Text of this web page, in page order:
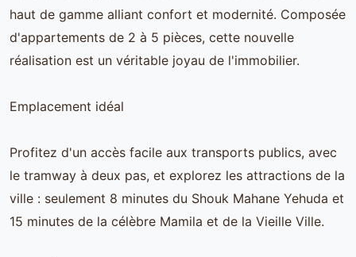
haut de gamme alliant confort et modernité. Composée
d'appartements de 2 à 5 pièces, cette nouvelle
réalisation est un véritable joyau de l'immobilier.
Emplacement idéal
Profitez d'un accès facile aux transports publics, avec
le tramway à deux pas, et explorez les attractions de la
ville : seulement 8 minutes du Shouk Mahane Yehuda et
15 minutes de la célèbre Mamila et de la Vieille Ville.